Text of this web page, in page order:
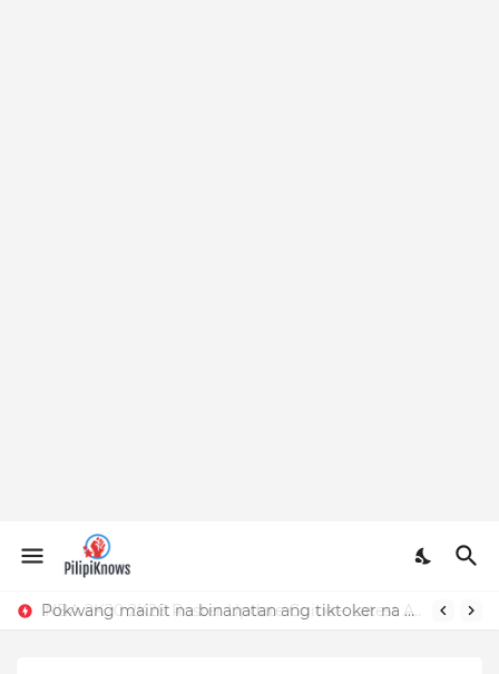
Pokwang mainit na binanatan ang tiktoker na nandidiri sa Sardinas